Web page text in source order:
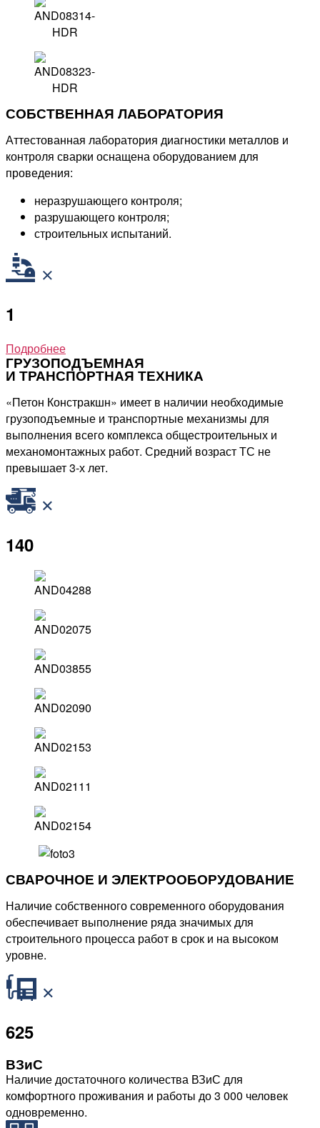
СОБСТВЕННАЯ ЛАБОРАТОРИЯ
Аттестованная лаборатория диагностики металлов и
контроля сварки оснащена оборудованием для
проведения:
неразрушающего контроля;
разрушающего контроля;
строительных испытаний.
1
Подробнее
ГРУЗОПОДЪЕМНАЯ
И ТРАНСПОРТНАЯ ТЕХНИКА
«Петон Констракшн» имеет в наличии необходимые
грузоподъемные и транспортные механизмы для
выполнения всего комплекса общестроительных и
механомонтажных работ. Средний возраст ТС не
превышает 3-х лет.
140
СВАРОЧНОЕ И ЭЛЕКТРООБОРУДОВАНИЕ
Наличие собственного современного оборудования
обеспечивает выполнение ряда значимых для
строительного процесса работ в срок и на высоком
уровне.
625
ВЗиС
Наличие достаточного количества ВЗиС для
комфортного проживания и работы до 3 000 человек
одновременно.